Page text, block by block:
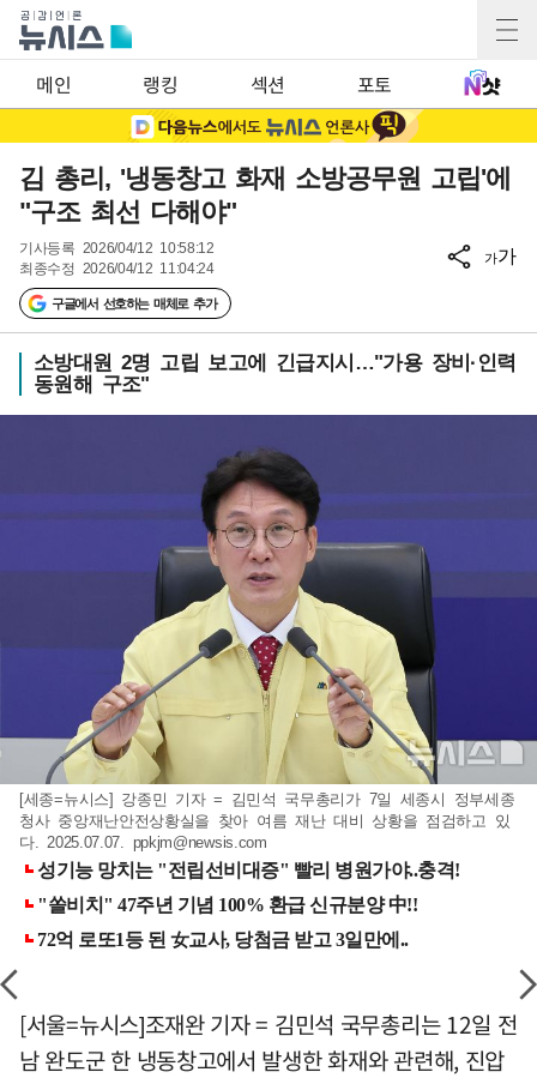
메인 랭킹 섹션 포토
김 총리, '냉동창고 화재 소방공무원 고립'에
"구조 최선 다해야"
기사등록 2026/04/12 10:58:12
최종수정 2026/04/12 11:04:24
구글에서 선호하는 매체로 추가
가가
소방대원 2명 고립 보고에 긴급지시…"가용 장비·인력
동원해 구조"
[세종=뉴시스] 강종민 기자 = 김민석 국무총리가 7일 세종시 정부세종
청사 중앙재난안전상황실을 찾아 여름 재난 대비 상황을 점검하고 있
다. 2025.07.07. ppkjm@newsis.com
[서울=뉴시스]조재완 기자 = 김민석 국무총리는 12일 전
남 완도군 한 냉동창고에서 발생한 화재와 관련해, 진압